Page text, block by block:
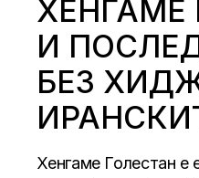
ХЕНГАМЕ
И
БЕЗ
Хенгаме Голестан е